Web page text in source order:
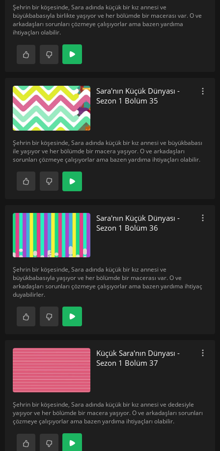
Şehrin bir köşesinde, Sara adında küçük bir kız annesi ve
büyükbabasıyla birlikte yaşıyor ve her bölümde bir macerası var. O ve
arkadaşları sorunları çözmeye çalışıyorlar ama bazen yardıma
ihtiyaçları olabilir.
Sara'nın Küçük Dünyası -
Sezon 1 Bölüm 35
Şehrin bir köşesinde, Sara adında küçük bir kız annesi ve büyükbabası
ile yaşıyor ve her bölümde bir macera yaşıyor. O ve arkadaşları
sorunları çözmeye çalışıyorlar ama bazen yardıma ihtiyaçları olabilir.
Sara'nın Küçük Dünyası -
Sezon 1 Bölüm 36
Şehrin bir köşesinde, Sara adında küçük bir kız annesi ve
büyükbabasıyla yaşıyor ve her bölümde bir macerası var. O ve
arkadaşları sorunları çözmeye çalışıyorlar ama bazen yardıma ihtiyaç
duyabilirler.
Küçük Sara'nın Dünyası -
Sezon 1 Bölüm 37
Şehrin bir köşesinde, Sara adında küçük bir kız annesi ve dedesiyle
yaşıyor ve her bölümde bir macera yaşıyor. O ve arkadaşları sorunları
çözmeye çalışıyorlar ama bazen yardıma ihtiyaçları olabilir.